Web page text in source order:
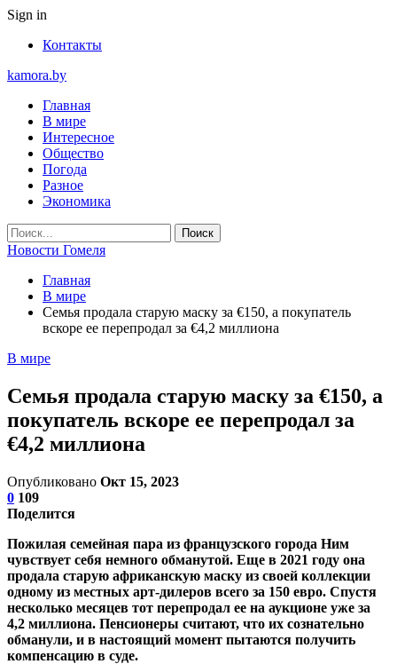
Sign in
Контакты
kamora.by
Главная
В мире
Интересное
Общество
Погода
Разное
Экономика
Новости Гомеля
Главная
В мире
Семья продала старую маску за €150, а покупатель
вскоре ее перепродал за €4,2 миллиона
В мире
Семья продала старую маску за €150, а
покупатель вскоре ее перепродал за
€4,2 миллиона
Опубликовано Окт 15, 2023
0 109
Поделится
Пожилая семейная пара из французского города Ним
чувствует себя немного обманутой. Еще в 2021 году она
продала старую африканскую маску из своей коллекции
одному из местных арт-дилеров всего за 150 евро. Спустя
несколько месяцев тот перепродал ее на аукционе уже за
4,2 миллиона. Пенсионеры считают, что их сознательно
обманули, и в настоящий момент пытаются получить
компенсацию в суде.